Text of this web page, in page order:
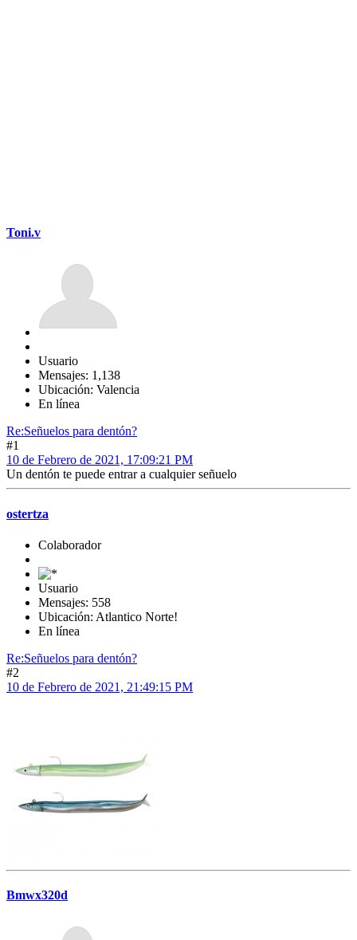
Toni.v
Usuario
Mensajes: 1,138
Ubicación: Valencia
En línea
Re:Señuelos para dentón?
#1
10 de Febrero de 2021, 17:09:21 PM
Un dentón te puede entrar a cualquier señuelo
ostertza
Colaborador
Usuario
Mensajes: 558
Ubicación: Atlantico Norte!
En línea
Re:Señuelos para dentón?
#2
10 de Febrero de 2021, 21:49:15 PM
Bmwx320d